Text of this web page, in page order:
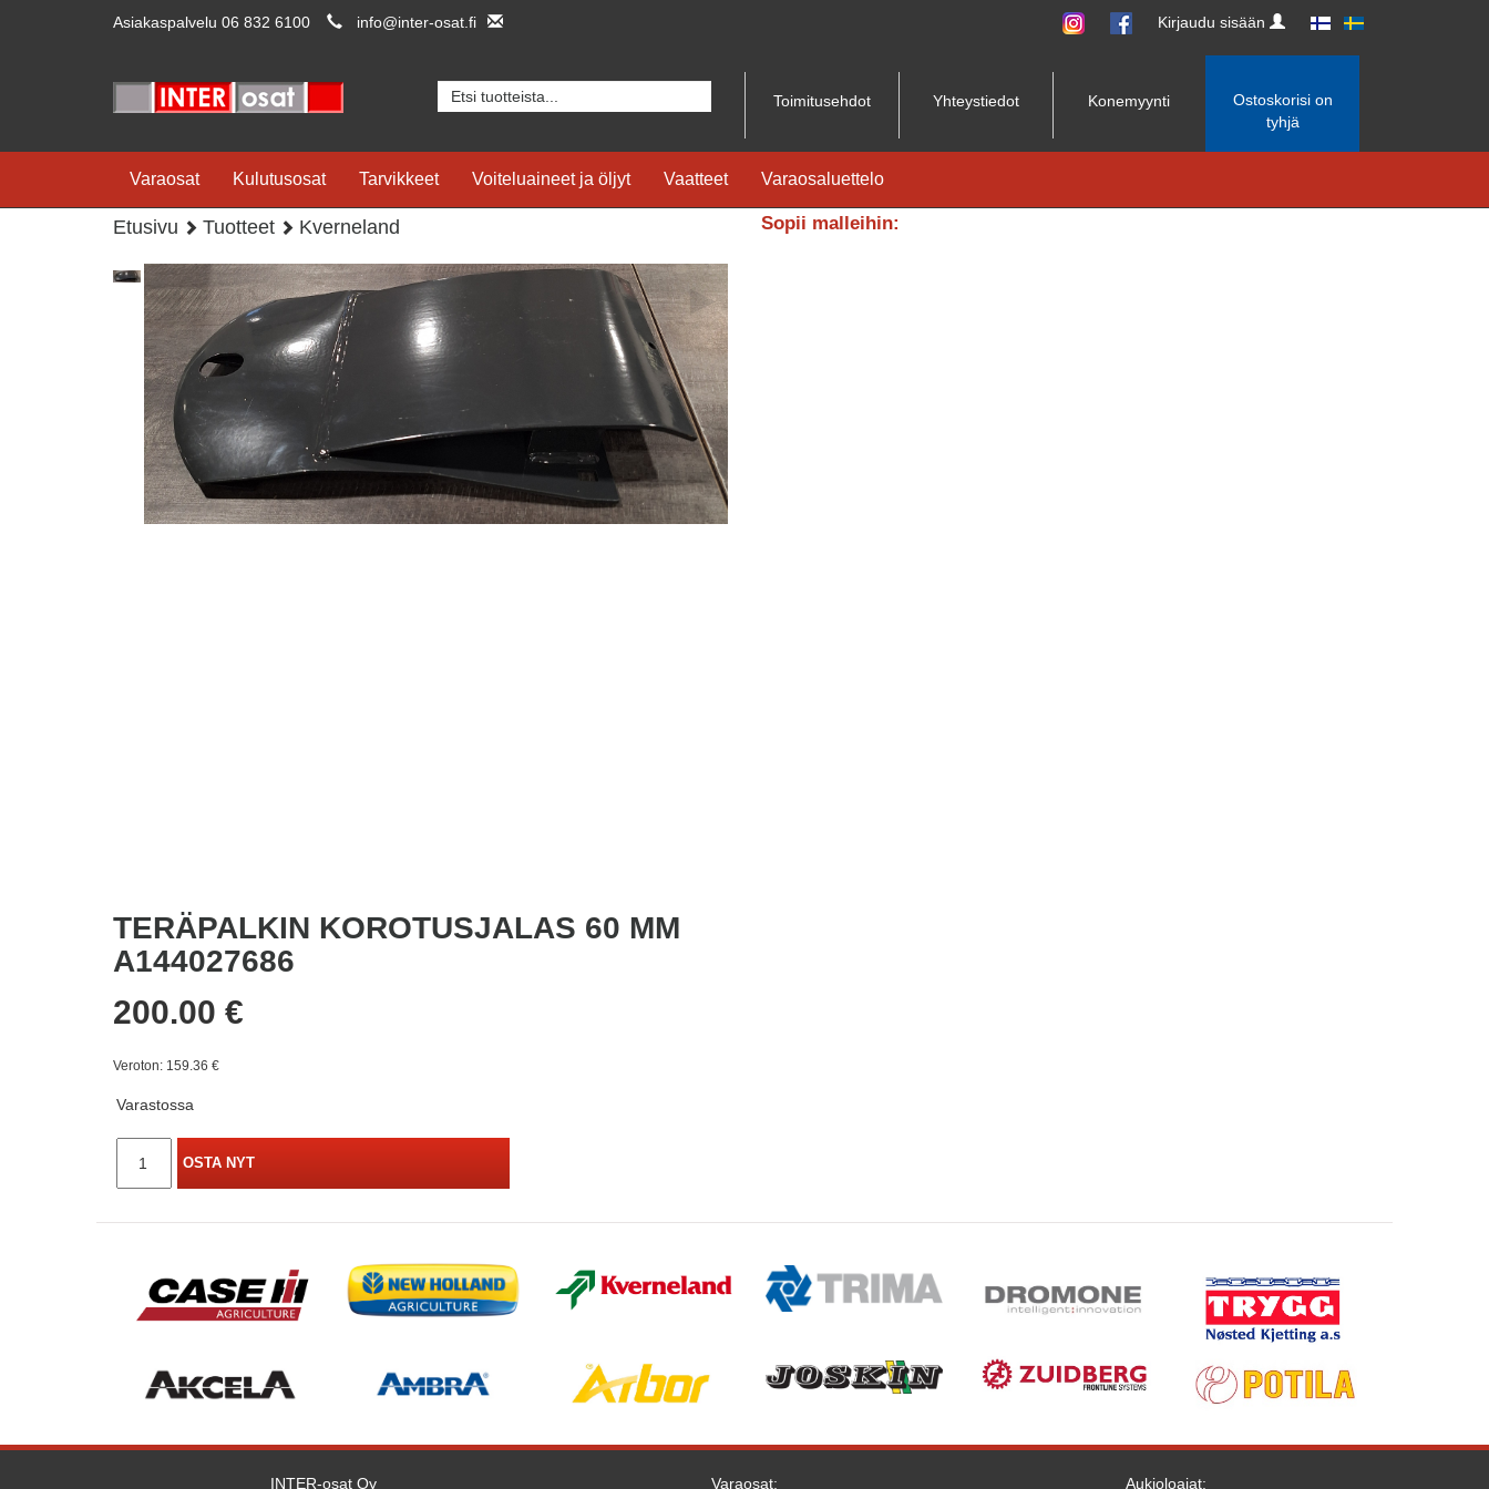
Kirjaudu sisään
Asiakaspalvelu 06 832 6100 info@inter-osat.fi
Toimitusehdot Yhteystiedot Konemyynti
Ostoskorisi on
tyhjä
Varaosat Kulutusosat Tarvikkeet Voiteluaineet ja öljyt Vaatteet Varaosaluettelo
Etusivu Tuotteet Kverneland
◀ ▶
Sopii malleihin:
TERÄPALKIN KOROTUSJALAS 60 MM
A144027686
200.00 €
Veroton: 159.36 €
Varastossa
OSTA NYT
INTER-osat Oy Varaosat: Aukioloajat: